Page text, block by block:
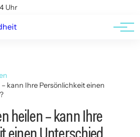
Uhr
kann Ihre Persönlichkeit einen
heilen – kann Ihre